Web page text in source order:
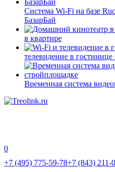
Система Wi-Fi на базе
БазарБай
в квартире
телевидение в
Временная система
0
+7 (495) 775-59-78+7 (843) 211-